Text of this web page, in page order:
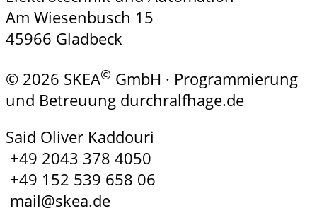
Am Wiesenbusch 15
45966 Gladbeck
© 2026 SKEA© GmbH · Programmierung
und Betreuung durchralfhage.de
Said Oliver Kaddouri
+49 2043 378 4050
+49 152 539 658 06
mail@skea.de